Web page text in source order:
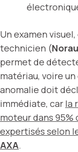
Un examen
technicien (
permet de
matériau, voire
anomalie doit
immédiate, car la
moteur dans 95%
expertisés selon
AXA.